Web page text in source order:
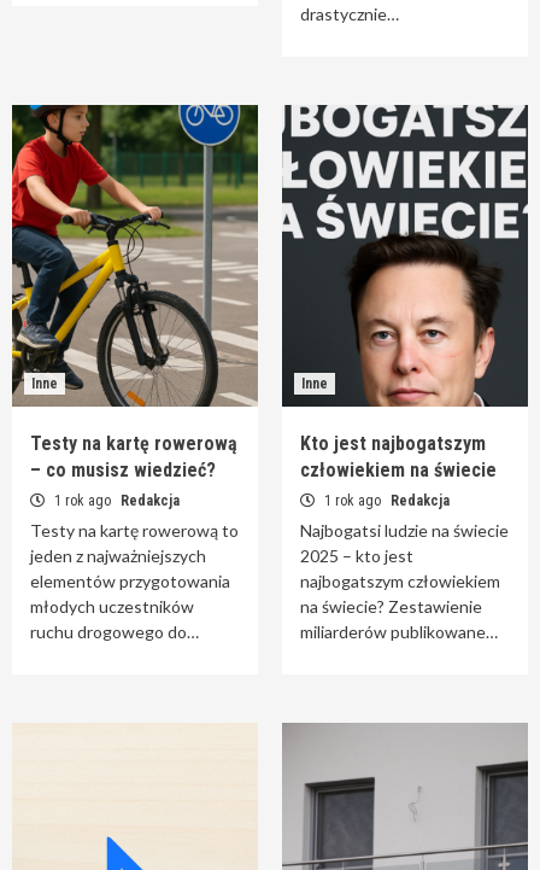
drastycznie…
Inne
Testy na kartę rowerową
– co musisz wiedzieć?
1 rok ago Redakcja
Testy na kartę rowerową to
jeden z najważniejszych
elementów przygotowania
młodych uczestników
ruchu drogowego do…
Inne
Kto jest najbogatszym
człowiekiem na świecie
1 rok ago Redakcja
Najbogatsi ludzie na świecie
2025 – kto jest
najbogatszym człowiekiem
na świecie? Zestawienie
miliarderów publikowane…